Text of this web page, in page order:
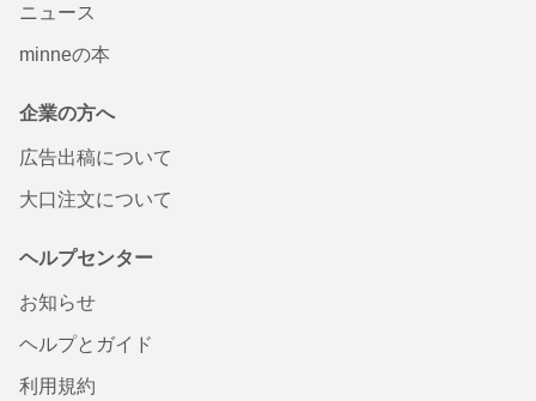
ニュース
minneの本
企業の方へ
広告出稿について
大口注文について
ヘルプセンター
お知らせ
ヘルプとガイド
利用規約